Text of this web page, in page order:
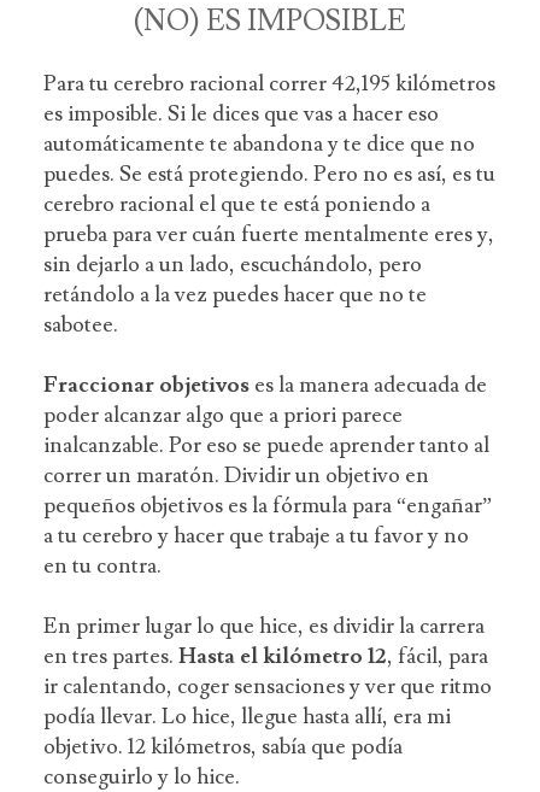
(NO) ES IMPOSIBLE
Para tu cerebro racional correr 42,195 kilómetros
es imposible. Si le dices que vas a hacer eso
automáticamente te abandona y te dice que no
puedes. Se está protegiendo. Pero no es así, es tu
cerebro racional el que te está poniendo a
prueba para ver cuán fuerte mentalmente eres y,
sin dejarlo a un lado, escuchándolo, pero
retándolo a la vez puedes hacer que no te
sabotee.
Fraccionar objetivos es la manera adecuada de
poder alcanzar algo que a priori parece
inalcanzable. Por eso se puede aprender tanto al
correr un maratón. Dividir un objetivo en
pequeños objetivos es la fórmula para “engañar”
a tu cerebro y hacer que trabaje a tu favor y no
en tu contra.
En primer lugar lo que hice, es dividir la carrera
en tres partes. Hasta el kilómetro 12, fácil, para
ir calentando, coger sensaciones y ver que ritmo
podía llevar. Lo hice, llegue hasta allí, era mi
objetivo. 12 kilómetros, sabía que podía
conseguirlo y lo hice.